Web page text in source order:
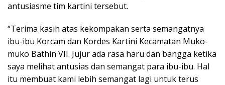
antusiasme tim kartini tersebut.
“Terima kasih atas kekompakan serta semangatnya
ibu-ibu Korcam dan Kordes Kartini Kecamatan Muko-
muko Bathin VII. Jujur ada rasa haru dan bangga ketika
saya melihat antusias dan semangat para ibu-ibu. Hal
itu membuat kami lebih semangat lagi untuk terus